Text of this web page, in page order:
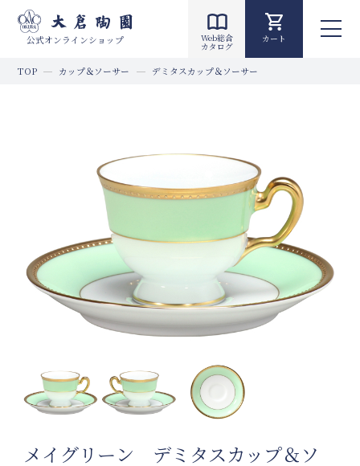
公式オンラインショップ Web総合
カタログ
カート
TOP カップ＆ソーサー デミタスカップ＆ソーサー
メイグリーン デミタスカップ＆ソ